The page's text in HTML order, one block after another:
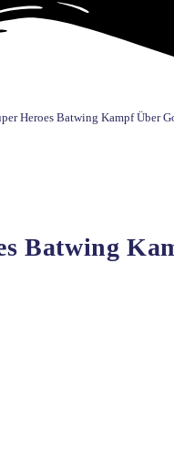
Heroes Batwing Kampf Über
Batwing